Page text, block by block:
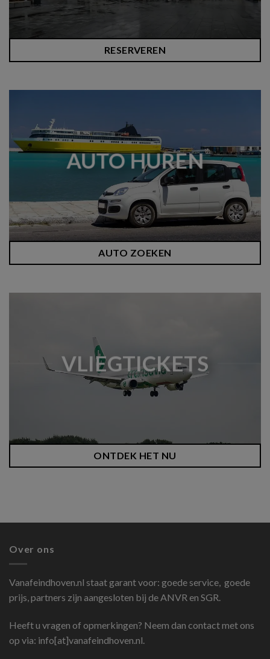
RESERVEREN
AUTO HUREN
AUTO ZOEKEN
VLIEGTICKETS
ONTDEK HET NU
Over ons
Vanafeindhoven.nl staat garant voor: goede service, goede
prijs, partners zijn aangesloten bij de ANVR en SGR.
Heeft u vragen of opmerkingen? Neem dan contact met ons
op via: info[at]vanafeindhoven.nl.